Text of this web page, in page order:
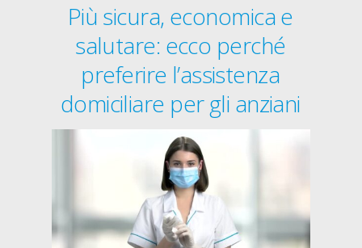
Più sicura, economica e
salutare: ecco perché
preferire l’assistenza
domiciliare per gli anziani